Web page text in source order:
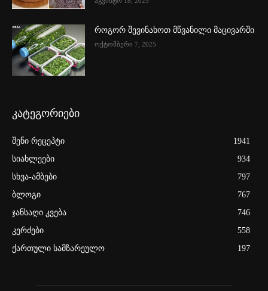
როგორ შევინახოთ მწვანილი მაცივარში
ოქტომბერი 7, 2025
კატეგორიები
შენი რეცეპტი
1941
სიახლეები
934
სხვა-ამბები
797
ბლოგი
767
ჯანსაღი კვება
746
კერძები
558
ქართული სამზარეულო
197